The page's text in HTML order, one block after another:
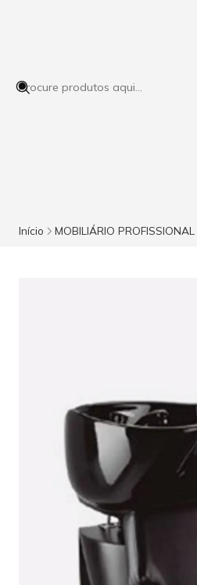
Início MOBILIÁRIO PROFISSIONAL